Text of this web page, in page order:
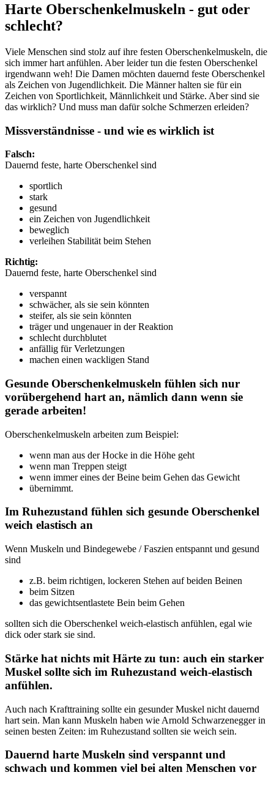
Harte Oberschenkelmuskeln - gut oder
schlecht?
Viele Menschen sind stolz auf ihre festen Oberschenkelmuskeln, die
sich immer hart anfühlen. Aber leider tun die festen Oberschenkel
irgendwann weh! Die Damen möchten dauernd feste Oberschenkel
als Zeichen von Jugendlichkeit. Die Männer halten sie für ein
Zeichen von Sportlichkeit, Männlichkeit und Stärke. Aber sind sie
das wirklich? Und muss man dafür solche Schmerzen erleiden?
Missverständnisse - und wie es wirklich ist
Falsch:
Dauernd feste, harte Oberschenkel sind
sportlich
stark
gesund
ein Zeichen von Jugendlichkeit
beweglich
verleihen Stabilität beim Stehen
Richtig:
Dauernd feste, harte Oberschenkel sind
verspannt
schwächer, als sie sein könnten
steifer, als sie sein könnten
träger und ungenauer in der Reaktion
schlecht durchblutet
anfällig für Verletzungen
machen einen wackligen Stand
Gesunde Oberschenkelmuskeln fühlen sich nur
vorübergehend hart an, nämlich dann wenn sie
gerade arbeiten!
Oberschenkelmuskeln arbeiten zum Beispiel:
wenn man aus der Hocke in die Höhe geht
wenn man Treppen steigt
wenn immer eines der Beine beim Gehen das Gewicht
übernimmt.
Im Ruhezustand fühlen sich gesunde Oberschenkel
weich elastisch an
Wenn Muskeln und Bindegewebe / Faszien entspannt und gesund
sind
z.B. beim richtigen, lockeren Stehen auf beiden Beinen
beim Sitzen
das gewichtsentlastete Bein beim Gehen
sollten sich die Oberschenkel weich-elastisch anfühlen, egal wie
dick oder stark sie sind.
Stärke hat nichts mit Härte zu tun: auch ein starker
Muskel sollte sich im Ruhezustand weich-elastisch
anfühlen.
Auch nach Krafttraining sollte ein gesunder Muskel nicht dauernd
hart sein. Man kann Muskeln haben wie Arnold Schwarzenegger in
seinen besten Zeiten: im Ruhezustand sollten sie weich sein.
Dauernd harte Muskeln sind verspannt und
schwach und kommen viel bei alten Menschen vor